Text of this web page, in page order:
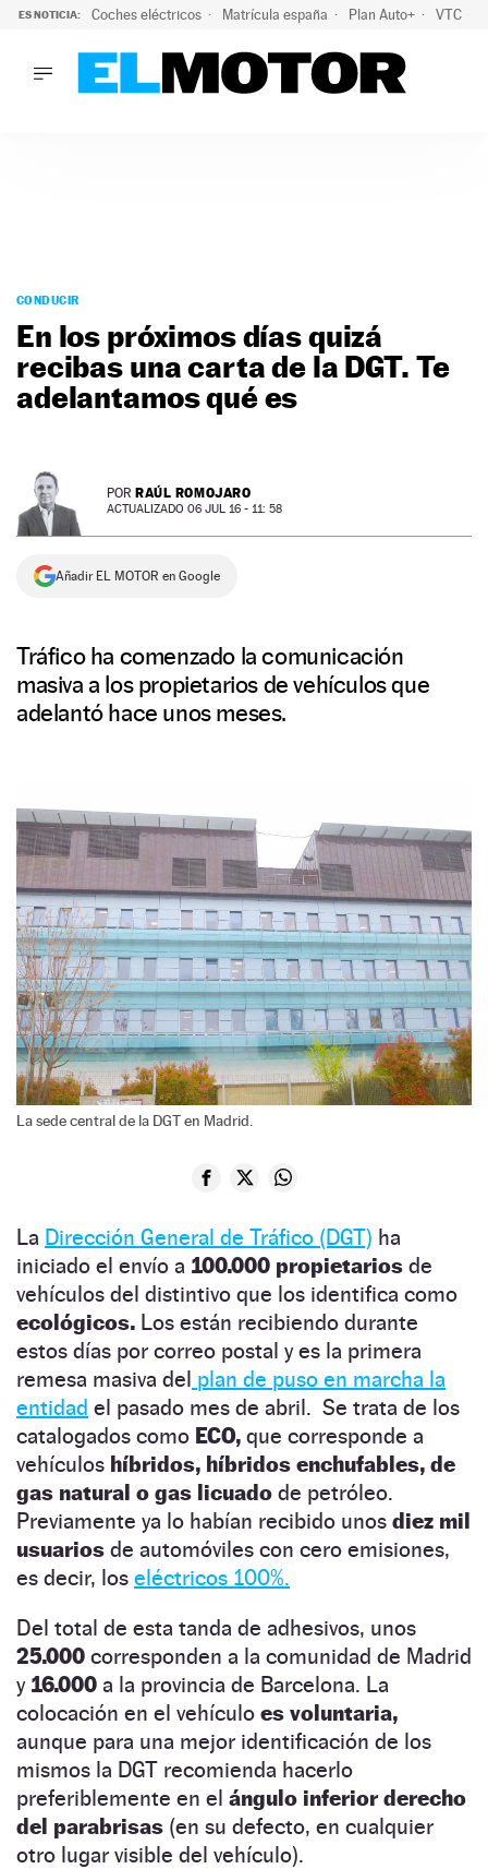
ES NOTICIA: Coches eléctricos Matrícula españa Plan Auto+ VTC
PODCAST
MOTOS
TECNOLOGÍA
SUPERCOCHES
SERVICIOS
NEWSLETTER
SÍGUENOS
CONDUCIR
En los próximos días quizá
recibas una carta de la DGT. Te
adelantamos qué es
POR RAÚL ROMOJARO
ACTUALIZADO 06 JUL 16 - 11: 58
Añadir EL MOTOR en Google
Tráfico ha comenzado la comunicación
masiva a los propietarios de vehículos que
adelantó hace unos meses.
La sede central de la DGT en Madrid.
La Dirección General de Tráfico (DGT) ha
iniciado el envío a 100.000 propietarios de
vehículos del distintivo que los identifica como
ecológicos. Los están recibiendo durante
estos días por correo postal y es la primera
remesa masiva del plan de puso en marcha la
entidad el pasado mes de abril. Se trata de los
catalogados como ECO, que corresponde a
vehículos híbridos, híbridos enchufables, de
gas natural o gas licuado de petróleo.
Previamente ya lo habían recibido unos diez mil
usuarios de automóviles con cero emisiones,
es decir, los eléctricos 100%.
Del total de esta tanda de adhesivos, unos
25.000 corresponden a la comunidad de Madrid
y 16.000 a la provincia de Barcelona. La
colocación en el vehículo es voluntaria,
aunque para una mejor identificación de los
mismos la DGT recomienda hacerlo
preferiblemente en el ángulo inferior derecho
del parabrisas (en su defecto, en cualquier
otro lugar visible del vehículo).